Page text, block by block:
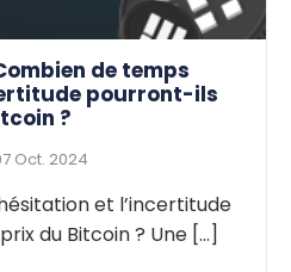
de temps
pourront-ils
?
Oct. 2024
et l’incertitude
du Bitcoin ? Une [...]